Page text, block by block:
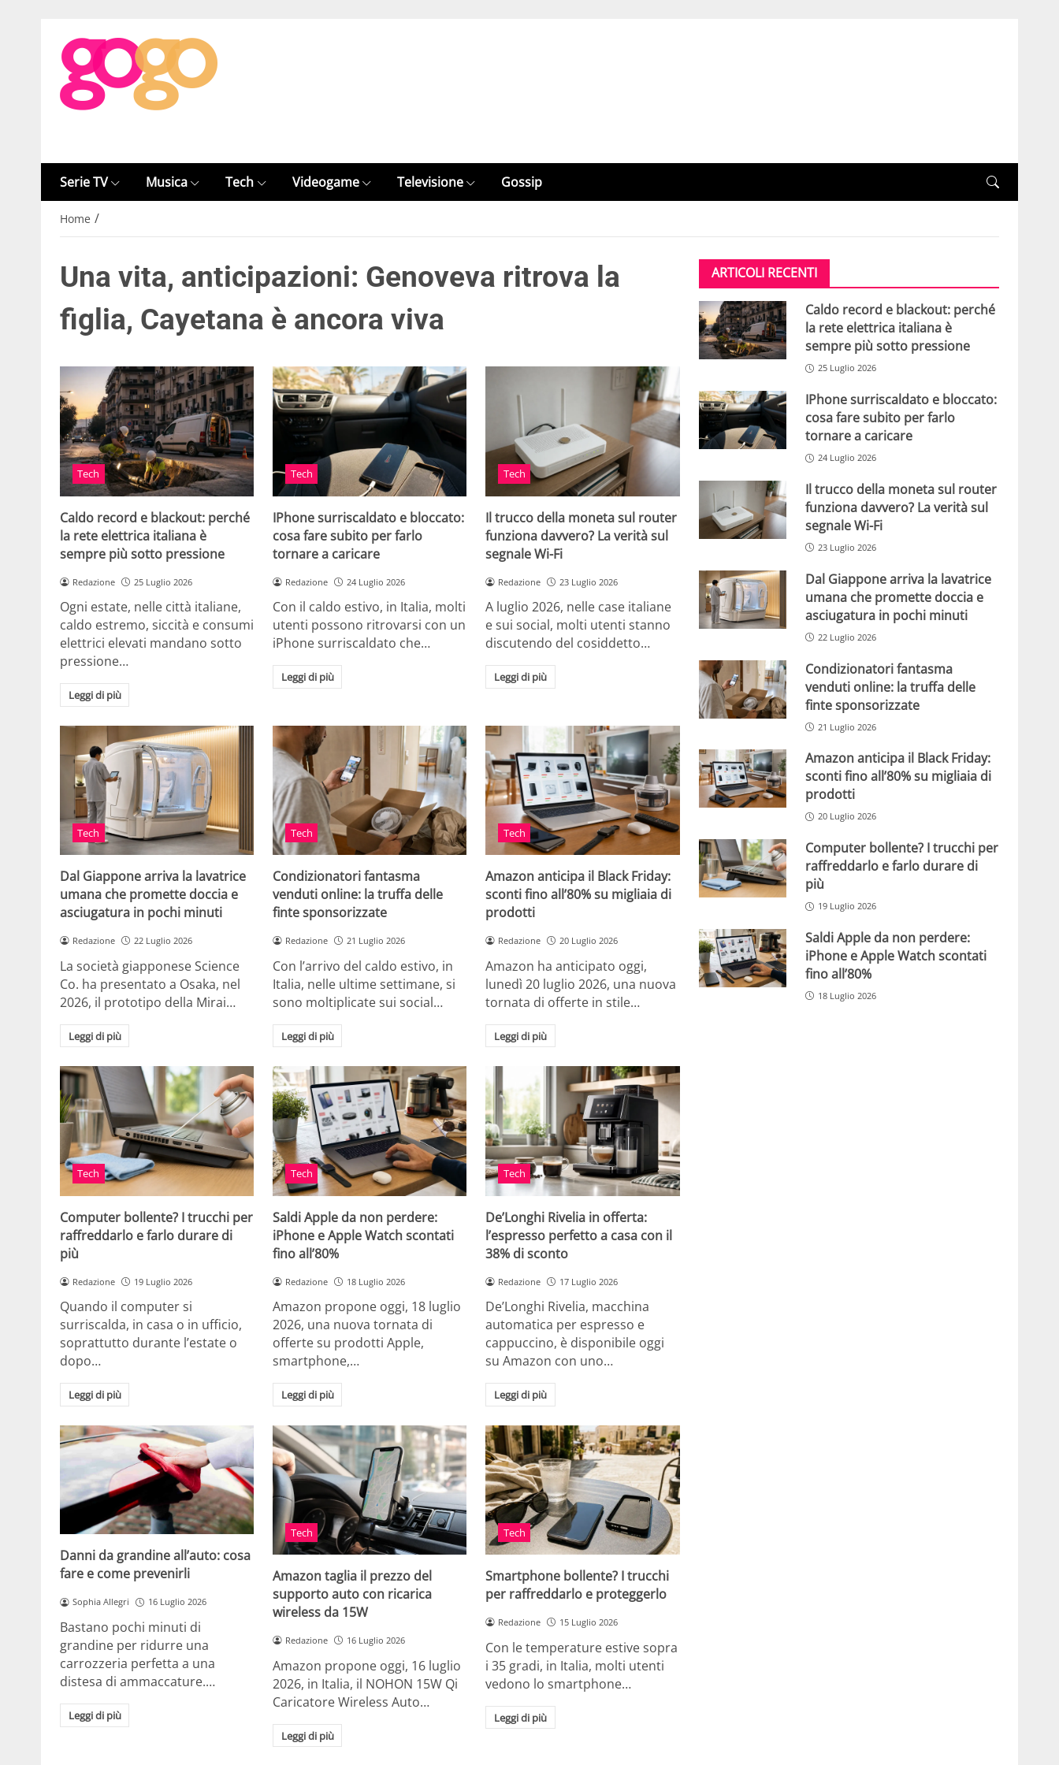
Serie TV Musica Tech Videogame Televisione Gossip
Home /
Una vita, anticipazioni: Genoveva ritrova la
figlia, Cayetana è ancora viva
Tech
Caldo record e blackout: perché
la rete elettrica italiana è
sempre più sotto pressione
Redazione 25 Luglio 2026
Ogni estate, nelle città italiane,
caldo estremo, siccità e consumi
elettrici elevati mandano sotto
pressione…
Leggi di più
Tech
IPhone surriscaldato e bloccato:
cosa fare subito per farlo
tornare a caricare
Redazione 24 Luglio 2026
Con il caldo estivo, in Italia, molti
utenti possono ritrovarsi con un
iPhone surriscaldato che…
Leggi di più
Tech
Il trucco della moneta sul router
funziona davvero? La verità sul
segnale Wi-Fi
Redazione 23 Luglio 2026
A luglio 2026, nelle case italiane
e sui social, molti utenti stanno
discutendo del cosiddetto…
Leggi di più
Tech
Dal Giappone arriva la lavatrice
umana che promette doccia e
asciugatura in pochi minuti
Redazione 22 Luglio 2026
La società giapponese Science
Co. ha presentato a Osaka, nel
2026, il prototipo della Mirai…
Leggi di più
Tech
Condizionatori fantasma
venduti online: la truffa delle
finte sponsorizzate
Redazione 21 Luglio 2026
Con l’arrivo del caldo estivo, in
Italia, nelle ultime settimane, si
sono moltiplicate sui social…
Leggi di più
Tech
Amazon anticipa il Black Friday:
sconti fino all’80% su migliaia di
prodotti
Redazione 20 Luglio 2026
Amazon ha anticipato oggi,
lunedì 20 luglio 2026, una nuova
tornata di offerte in stile…
Leggi di più
Tech
Computer bollente? I trucchi per
raffreddarlo e farlo durare di
più
Redazione 19 Luglio 2026
Quando il computer si
surriscalda, in casa o in ufficio,
soprattutto durante l’estate o
dopo…
Leggi di più
Tech
Saldi Apple da non perdere:
iPhone e Apple Watch scontati
fino all’80%
Redazione 18 Luglio 2026
Amazon propone oggi, 18 luglio
2026, una nuova tornata di
offerte su prodotti Apple,
smartphone,…
Leggi di più
Tech
De’Longhi Rivelia in offerta:
l’espresso perfetto a casa con il
38% di sconto
Redazione 17 Luglio 2026
De’Longhi Rivelia, macchina
automatica per espresso e
cappuccino, è disponibile oggi
su Amazon con uno…
Leggi di più
Danni da grandine all’auto: cosa
fare e come prevenirli
Sophia Allegri 16 Luglio 2026
Bastano pochi minuti di
grandine per ridurre una
carrozzeria perfetta a una
distesa di ammaccature.…
Leggi di più
Tech
Amazon taglia il prezzo del
supporto auto con ricarica
wireless da 15W
Redazione 16 Luglio 2026
Amazon propone oggi, 16 luglio
2026, in Italia, il NOHON 15W Qi
Caricatore Wireless Auto…
Leggi di più
Tech
Smartphone bollente? I trucchi
per raffreddarlo e proteggerlo
Redazione 15 Luglio 2026
Con le temperature estive sopra
i 35 gradi, in Italia, molti utenti
vedono lo smartphone…
Leggi di più
ARTICOLI RECENTI
Caldo record e blackout: perché
la rete elettrica italiana è
sempre più sotto pressione
25 Luglio 2026
IPhone surriscaldato e bloccato:
cosa fare subito per farlo
tornare a caricare
24 Luglio 2026
Il trucco della moneta sul router
funziona davvero? La verità sul
segnale Wi-Fi
23 Luglio 2026
Dal Giappone arriva la lavatrice
umana che promette doccia e
asciugatura in pochi minuti
22 Luglio 2026
Condizionatori fantasma
venduti online: la truffa delle
finte sponsorizzate
21 Luglio 2026
Amazon anticipa il Black Friday:
sconti fino all’80% su migliaia di
prodotti
20 Luglio 2026
Computer bollente? I trucchi per
raffreddarlo e farlo durare di
più
19 Luglio 2026
Saldi Apple da non perdere:
iPhone e Apple Watch scontati
fino all’80%
18 Luglio 2026